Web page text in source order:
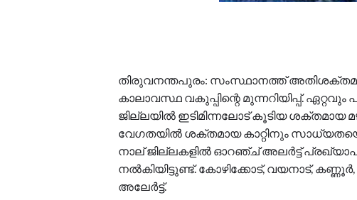
തിരുവനന്തപുരം: സംസ്ഥാനത്ത്
കാലാവസ്ഥ വകുപ്പിന്റെ മുന്നറിയിപ്പ്.
ജില്ലയിൽ ഇടിമിന്നലോട് കൂടിയ ശക്തമായ
വേഗതയിൽ ശക്തമായ കാറ്റിനും
നാല് ജില്ലകളിൽ ഓറഞ്ച് അലർട്ട്
നൽകിയിട്ടുണ്ട്. കോഴിക്കോട്, വയനാട്,
അലേർട്ട്.